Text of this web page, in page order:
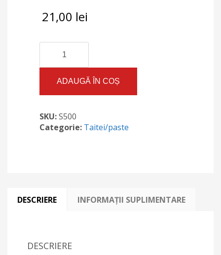
21,00 lei
Taitei
de
DP
500g
ADAUGĂ ÎN COȘ
SKU:S500
Categorie: Taitei/paste
DESCRIERE INFORMAȚII SUPLIMENTARE
DESCRIERE